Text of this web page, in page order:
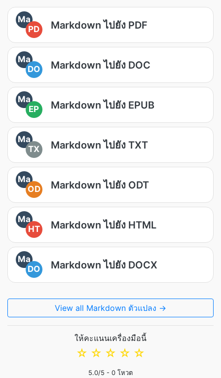
Ma
PD
Markdown ไปยัง PDF
Ma
DO
Markdown ไปยัง DOC
Ma
EP
Markdown ไปยัง EPUB
Ma
TX
Markdown ไปยัง TXT
Ma
OD
Markdown ไปยัง ODT
Ma
HT
Markdown ไปยัง HTML
Ma
DO
Markdown ไปยัง DOCX
View all Markdown ตัวแปลง →
ให้คะแนนเครื่องมือนี้
☆
☆
☆
☆
☆
5.0/5 - 0 โหวต